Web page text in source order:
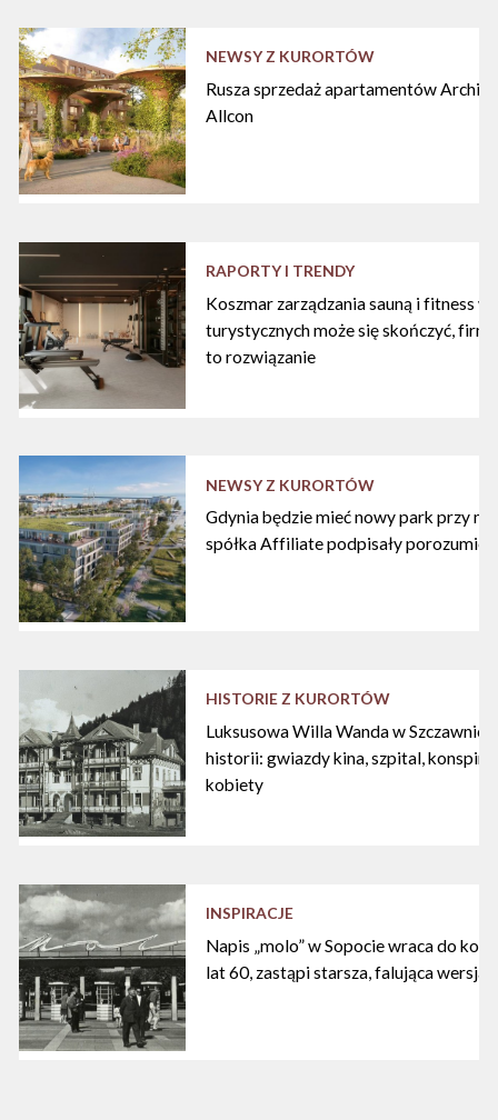
NEWSY Z KURORTÓW
Rusza sprzedaż apartamentów
Allcon
RAPORTY I TRENDY
Koszmar zarządzania sauną i fitness w
turystycznych może się skończyć,
to rozwiązanie
NEWSY Z KURORTÓW
Gdynia będzie mieć nowy park przy
spółka Affiliate podpisały
HISTORIE Z KURORTÓW
Luksusowa Willa Wanda w
historii: gwiazdy kina, szpital,
kobiety
INSPIRACJE
Napis „molo” w Sopocie wraca do
lat 60, zastąpi starsza, falująca wersja